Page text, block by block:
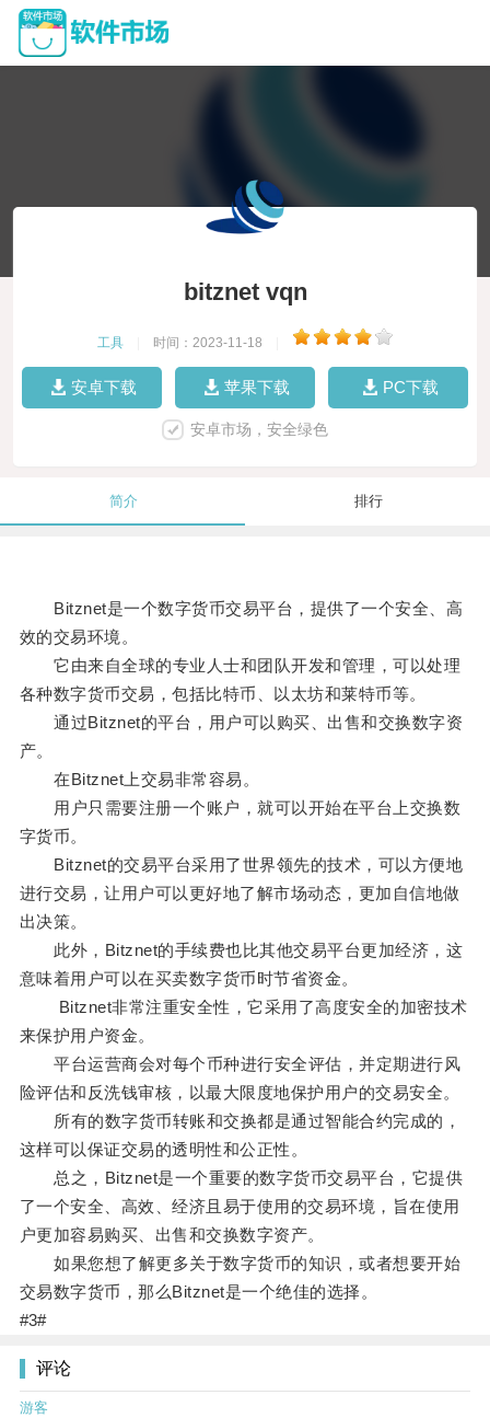
bitznet vqn
工具 时间：2023-11-18
安卓下载 苹果下载 PC下载
安卓市场，安全绿色
简介 排行
Bitznet是一个数字货币交易平台，提供了一个安全、高
效的交易环境。
它由来自全球的专业人士和团队开发和管理，可以处理
各种数字货币交易，包括比特币、以太坊和莱特币等。
通过Bitznet的平台，用户可以购买、出售和交换数字资
产。
在Bitznet上交易非常容易。
用户只需要注册一个账户，就可以开始在平台上交换数
字货币。
Bitznet的交易平台采用了世界领先的技术，可以方便地
进行交易，让用户可以更好地了解市场动态，更加自信地做
出决策。
此外，Bitznet的手续费也比其他交易平台更加经济，这
意味着用户可以在买卖数字货币时节省资金。
Bitznet非常注重安全性，它采用了高度安全的加密技术
来保护用户资金。
平台运营商会对每个币种进行安全评估，并定期进行风
险评估和反洗钱审核，以最大限度地保护用户的交易安全。
所有的数字货币转账和交换都是通过智能合约完成的，
这样可以保证交易的透明性和公正性。
总之，Bitznet是一个重要的数字货币交易平台，它提供
了一个安全、高效、经济且易于使用的交易环境，旨在使用
户更加容易购买、出售和交换数字资产。
如果您想了解更多关于数字货币的知识，或者想要开始
交易数字货币，那么Bitznet是一个绝佳的选择。
#3#
评论
游客